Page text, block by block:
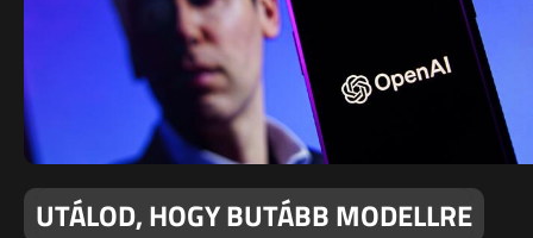
UTÁLOD, HOGY BUTÁBB MODELLRE